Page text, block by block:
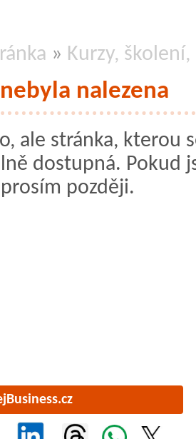
» Kurzy,
nalezena
ale stránka, kterou
dostupná. Pokud
později.